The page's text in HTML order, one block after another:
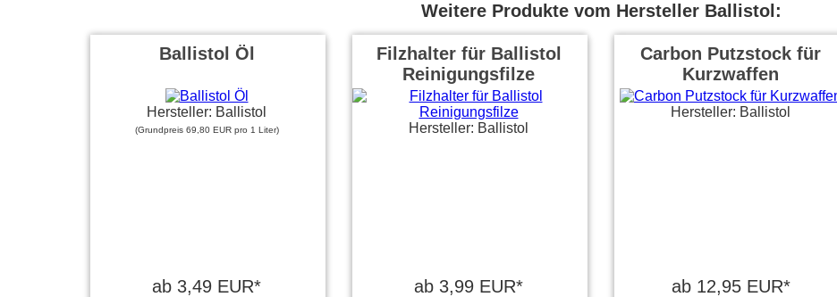
Weitere Produkte vom Hersteller Ballistol:
Ballistol Öl
Hersteller: Ballistol
(Grundpreis 69,80 EUR pro 1 Liter)
ab 3,49 EUR*
Filzhalter für Ballistol
Reinigungsfilze
Hersteller: Ballistol
ab 3,99 EUR*
Carbon Putzstock für
Kurzwaffen
Hersteller: Ballistol
ab 12,95 EUR*